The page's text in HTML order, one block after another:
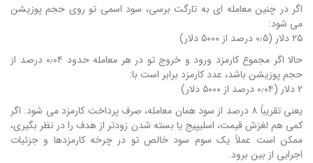
اگر در چنین معامله ای به تارگت برسی، سود اسمی تو روی حجم پوزیشن
می شود:
۲۵ دلار (۰٫۵ درصد از ۵۰۰۰ دلار)
حالا اگر مجموع کارمزد ورود و خروج تو در هر معامله حدود ۰٫۰۴ درصد از
حجم پوزیشن باشد، عدد کارمزد برابر است با:
۲ دلار (۰٫۰۴ درصد از ۵۰۰۰ دلار)
یعنی تقریباً ۸ درصد از سود همان معامله، صرف پرداخت کارمزد می شود. اگر
کمی هم لغزش قیمت، اسلیپیج یا بسته شدن زودتر از هدف را در نظر بگیری،
ممکن است عملاً یک سوم سود خالص تو در چرخه کارمزدها و جزئیات
اجرایی از بین برود.